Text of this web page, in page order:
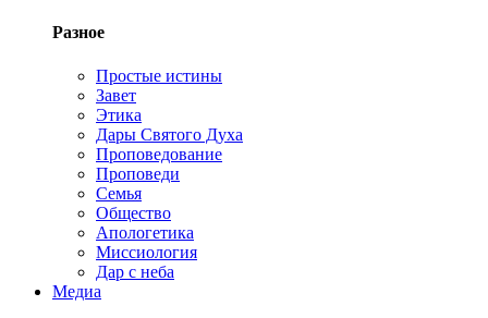
Разное
Простые истины
Завет
Этика
Дары Святого Духа
Проповедование
Проповеди
Семья
Общество
Апологетика
Миссиология
Дар с неба
Медиа